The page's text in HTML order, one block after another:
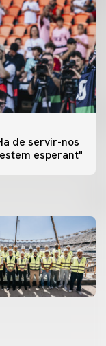
de servir-nos
esperant"